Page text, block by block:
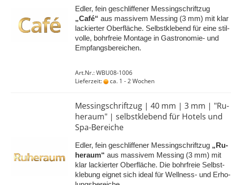
Edler, fein ge­schlif­fe­ner Mes­sing­schrift­zug
„Café“ aus mas­si­vem Mes­sing (3 mm) mit klar
la­ckier­ter Ober­flä­che. Selbst­kle­bend für eine stil­
vol­le, bohr­freie Mon­ta­ge in Gastronomie-​ und
Emp­fangs­be­rei­chen.
Art.Nr.: WBU08-1006
Lieferzeit:
ca. 1 - 2 Wochen
Mes­sing­schrift­zug | 40 mm | 3 mm | "Ru­
he­raum" | selbst­kle­bend für Ho­tels und
Spa-​Be­rei­che
Edler, fein ge­schlif­fe­ner Mes­sing­schrift­zug „Ru­
he­raum“ aus mas­si­vem Mes­sing (3 mm) mit
klar la­ckier­ter Ober­flä­che. Die bohr­freie Selbst­
kle­bung eig­net sich ideal für Wellness-​ und Er­ho­